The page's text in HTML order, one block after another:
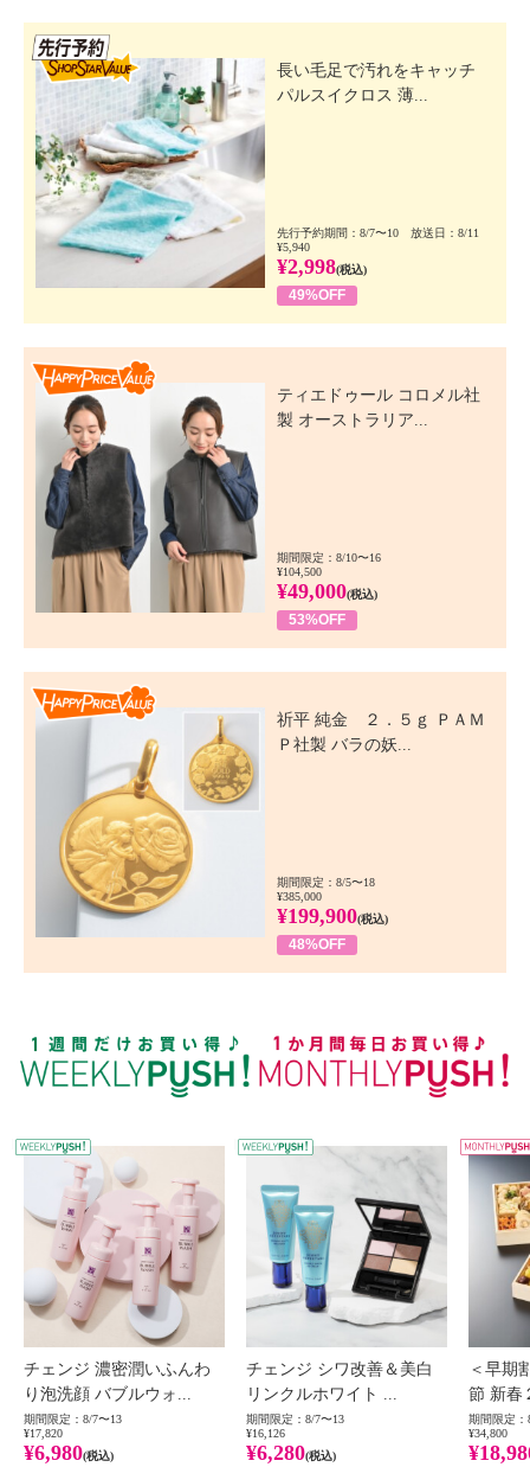
長い毛足で汚れをキャッチ
パルスイクロス 薄...
先行予約期間：8/7〜10 放送日：8/11
¥5,940
¥2,998(税込)
49%OFF
ティエドゥール コロメル社
製 オーストラリア...
期間限定：8/10〜16
¥104,500
¥49,000(税込)
53%OFF
祈平 純金 ２．５ｇ ＰＡＭ
Ｐ社製 バラの妖...
期間限定：8/5〜18
¥385,000
¥199,900(税込)
48%OFF
WEEKLY PUSH
チェンジ 濃密潤いふんわ
り泡洗顔 バブルウォ...
期間限定：8/7〜13
¥17,820
¥6,980(税込)
チェンジ シワ改善＆美白
リンクルホワイト ...
期間限定：8/7〜13
¥16,126
¥6,280(税込)
＜早期
節 新春
期間限定：
¥34,800